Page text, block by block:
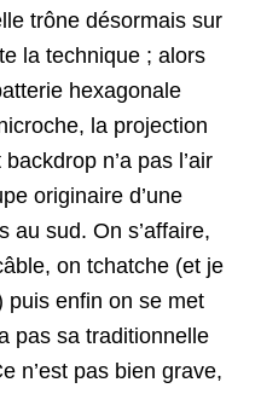
trône désormais sur
la technique ; alors
hexagonale
la projection
n’a pas l’air
originaire d’une
au sud. On s’affaire,
on tchatche (et je
puis enfin on se met
pas sa traditionnelle
n’est pas bien grave,